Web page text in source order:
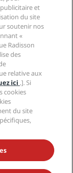
LES PLUS
et
du site
soutenir nos
«
Radisson
des
relative aux
ici .]. Si
cookies
du site